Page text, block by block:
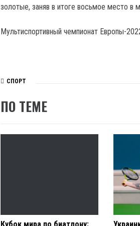
золотые, заняв в итоге восьмое место в
Мультиспортивный чемпионат Европы-
СПОРТ
ПО ТЕМЕ